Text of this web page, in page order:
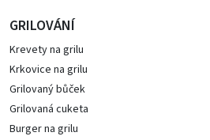
GRILOVÁNÍ
Krevety na grilu
Krkovice na grilu
Grilovaný bůček
Grilovaná cuketa
Burger na grilu